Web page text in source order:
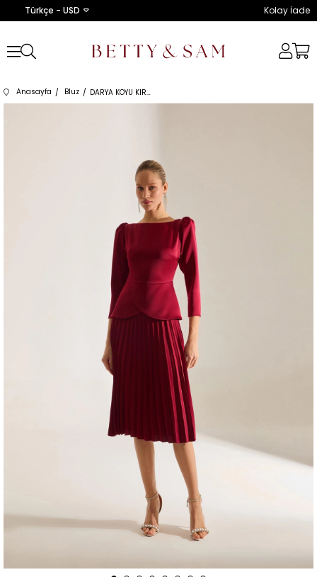
Türkçe - USD Kolay İade
Anasayfa Bluz DARYA KOYU KIRMIZI BLUZ